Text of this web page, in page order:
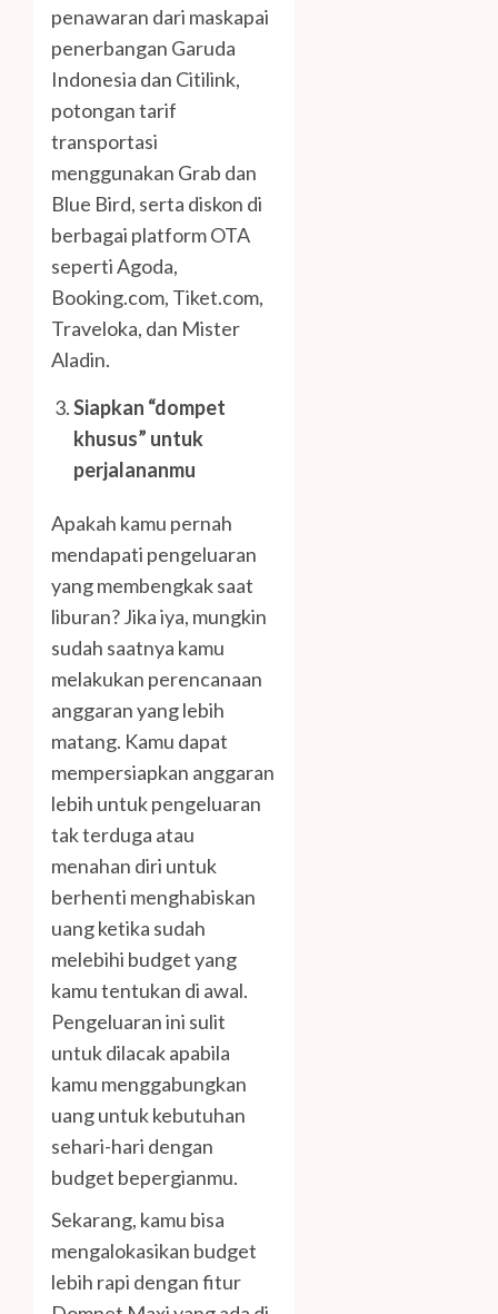
penawaran dari maskapai
penerbangan Garuda
Indonesia dan Citilink,
potongan tarif
transportasi
menggunakan Grab dan
Blue Bird, serta diskon di
berbagai platform OTA
seperti Agoda,
Booking.com, Tiket.com,
Traveloka, dan Mister
Aladin.
Siapkan “dompet
khusus” untuk
perjalananmu
Apakah kamu pernah
mendapati pengeluaran
yang membengkak saat
liburan? Jika iya, mungkin
sudah saatnya kamu
melakukan perencanaan
anggaran yang lebih
matang. Kamu dapat
mempersiapkan anggaran
lebih untuk pengeluaran
tak terduga atau
menahan diri untuk
berhenti menghabiskan
uang ketika sudah
melebihi budget yang
kamu tentukan di awal.
Pengeluaran ini sulit
untuk dilacak apabila
kamu menggabungkan
uang untuk kebutuhan
sehari-hari dengan
budget bepergianmu.
Sekarang, kamu bisa
mengalokasikan budget
lebih rapi dengan fitur